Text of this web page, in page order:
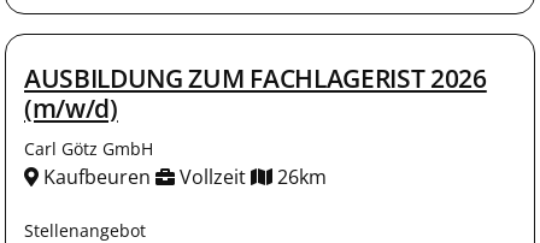
AUSBILDUNG ZUM FACHLAGERIST 2026
(m/w/d)
Carl Götz GmbH
Kaufbeuren Vollzeit 26km
Stellenangebot